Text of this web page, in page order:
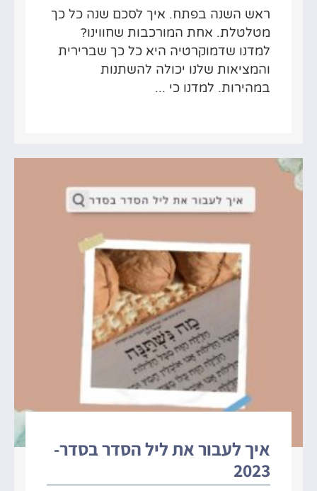
ראש השנה בפתח. איך לסכם שנה כל כך
מטלטלת. אחת המורכבות שחווינו?
למדנו שדמוקרטיה היא כל כך שברירית
והמציאות שלנו יכולה להשתנות
במהירות. למדנו כי ...
איך לעבור את ליל הסדר בסדר-
2023